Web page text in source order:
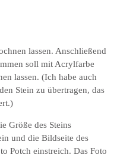
lassen. Anschließend
soll mit Acrylfarbe
lassen. (Ich habe auch
Stein zu übertragen, das
Größe des Steins
und die Bildseite des
Potch einstreich. Das Foto